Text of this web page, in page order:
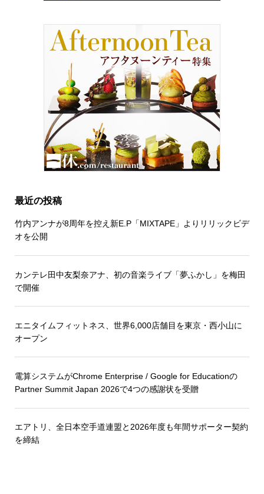
最近の投稿
竹内アンナが8周年を控え新E.P「MIXTAPE」よりリリックビデ
オを公開
カンテレ田中友梨奈アナ、初の音楽ライブ「夢ふかし」を梅田
で開催
エニタイムフィットネス、世界6,000店舗目を東京・西小山に
オープン
電算システムがChrome Enterprise / Google for Educationの
Partner Summit Japan 2026で4つの感謝状を受贈
エアトリ、全日本空手道連盟と2026年度も年間サポーター契約
を締結